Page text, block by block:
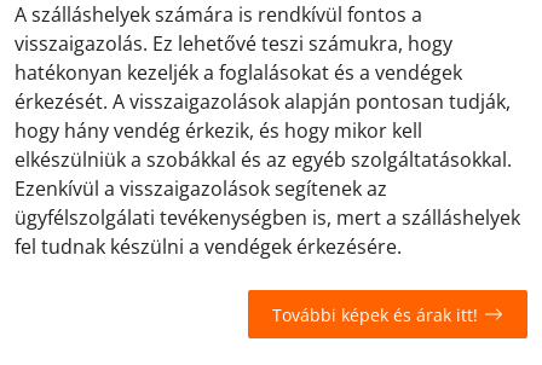
A szálláshelyek számára is rendkívül fontos a
visszaigazolás. Ez lehetővé teszi számukra, hogy
hatékonyan kezeljék a foglalásokat és a vendégek
érkezését. A visszaigazolások alapján pontosan tudják,
hogy hány vendég érkezik, és hogy mikor kell
elkészülniük a szobákkal és az egyéb szolgáltatásokkal.
Ezenkívül a visszaigazolások segítenek az
ügyfélszolgálati tevékenységben is, mert a szálláshelyek
fel tudnak készülni a vendégek érkezésére.
További képek és árak itt!